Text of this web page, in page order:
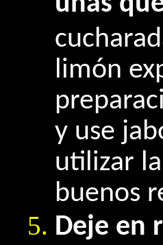
limón
y use
utilizar
buenos
Deje en